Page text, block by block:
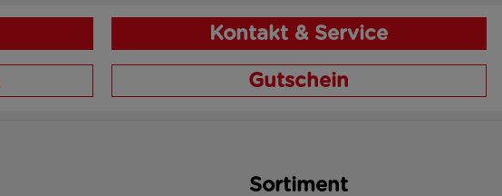
Kontakt & Service
Gutschein
Sortiment